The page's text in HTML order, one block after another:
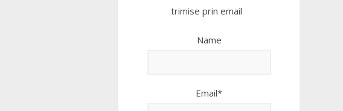
trimise prin email
Name
Email*